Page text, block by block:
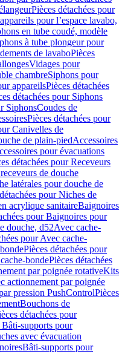
Pièces détachées pour
pour l’espace lavabo,
en tube coudé, modèle
à tube plongeur pour
de lavaboPièces
Vidages pour
chambreSiphons pour
appareilsPièces détachées
détachées pour Siphons
SiphonsCoudes de
Pièces détachées pour
Canivelles de
de plain-piedAccessoires
pour évacuations
détachées pour Receveurs
de douche
latérales pour douche de
pour Niches de
acrylique sanitaireBaignoires
pour Baignoires pour
douche, d52Avec cache-
pour Avec cache-
Pièces détachées pour
bondePièces détachées
par poignée rotativeKits
actionnement par poignée
pression PushControlPièces
Bouchons de
détachées pour
Bâti-supports pour
avec évacuation
Bâti-supports pour